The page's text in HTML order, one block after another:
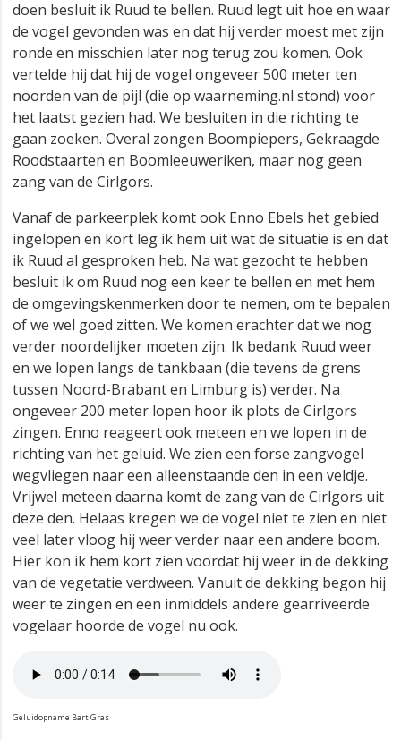
doen besluit ik Ruud te bellen. Ruud legt uit hoe en waar
de vogel gevonden was en dat hij verder moest met zijn
ronde en misschien later nog terug zou komen. Ook
vertelde hij dat hij de vogel ongeveer 500 meter ten
noorden van de pijl (die op waarneming.nl stond) voor
het laatst gezien had. We besluiten in die richting te
gaan zoeken. Overal zongen Boompiepers, Gekraagde
Roodstaarten en Boomleeuweriken, maar nog geen
zang van de Cirlgors.
Vanaf de parkeerplek komt ook Enno Ebels het gebied
ingelopen en kort leg ik hem uit wat de situatie is en dat
ik Ruud al gesproken heb. Na wat gezocht te hebben
besluit ik om Ruud nog een keer te bellen en met hem
de omgevingskenmerken door te nemen, om te bepalen
of we wel goed zitten. We komen erachter dat we nog
verder noordelijker moeten zijn. Ik bedank Ruud weer
en we lopen langs de tankbaan (die tevens de grens
tussen Noord-Brabant en Limburg is) verder. Na
ongeveer 200 meter lopen hoor ik plots de Cirlgors
zingen. Enno reageert ook meteen en we lopen in de
richting van het geluid. We zien een forse zangvogel
wegvliegen naar een alleenstaande den in een veldje.
Vrijwel meteen daarna komt de zang van de Cirlgors uit
deze den. Helaas kregen we de vogel niet te zien en niet
veel later vloog hij weer verder naar een andere boom.
Hier kon ik hem kort zien voordat hij weer in de dekking
van de vegetatie verdween. Vanuit de dekking begon hij
weer te zingen en een inmiddels andere gearriveerde
vogelaar hoorde de vogel nu ook.
Geluidopname Bart Gras